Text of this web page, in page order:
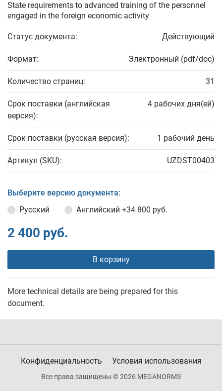
State requirements to advanced training of the personnel
engaged in the foreign economic activity
Статус документа: Действующий
Формат: Электронный (pdf/doc)
Количество страниц: 31
Срок поставки (английская
версия):
4 рабочих дня(ей)
Срок поставки (русская версия): 1 рабочий день
Артикул (SKU): UZDST00403
Выберите версию документа:
Русский
Английский +34 800 руб.
2 400 руб.
В корзину
More technical details are being prepared for this
document.
Конфиденциальность Условия использования
Все права защищены © 2026 MEGANORMS